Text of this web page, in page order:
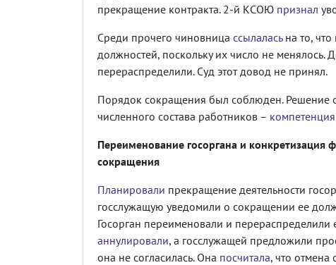
прекращение контракта. 2-й КСОЮ признал
Среди прочего чиновница ссылаласьна то, что
должностей, поскольку их число не
перераспределили. Суд этот довод не принял.
Порядок сокращения был соблюден. Решение
численного состава работников –
Переименование госоргана и конкретизация
сокращения
Планировали прекращение деятельности
госслужащую уведомили о сокращении ее
Госорган переименовали и
аннулировали, а госслужащей предложили
она не согласилась. Она посчитала, что